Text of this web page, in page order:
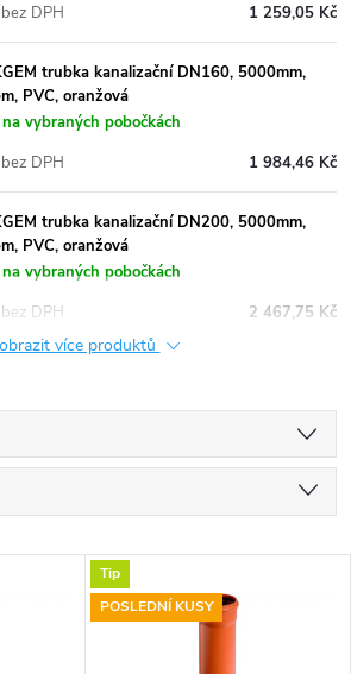
1 259,05 Kč
DPH
trubka kanalizační DN160, 5000mm,
PVC, oranžová
vybraných pobočkách
1 984,46 Kč
DPH
trubka kanalizační DN200, 5000mm,
PVC, oranžová
vybraných pobočkách
2 467,75 Kč
DPH
více produktů
Tip
POSLEDNÍ KUSY